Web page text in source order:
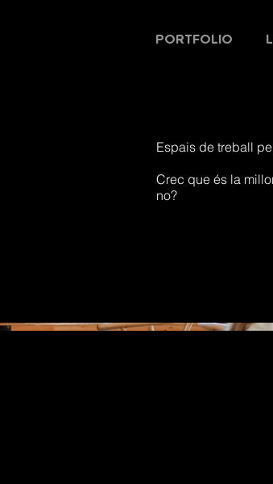
PORTFOLIO
Espais de treball
Crec que és la
no?